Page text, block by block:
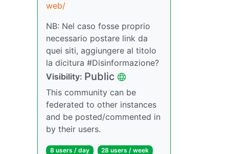
web/
NB: Nel caso fosse proprio
necessario postare link da
quei siti, aggiungere al titolo
la dicitura #Disinformazione?
Visibility: Public
This community can be
federated to other instances
and be posted/commented in
by their users.
8 users / day 28 users / week